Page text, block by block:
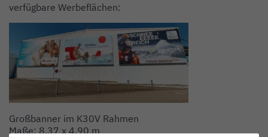
Inhalt
verfügbare Werbeflächen:
Großbanner im K30V Rahmen
Maße: 8,37 x 4,90 m